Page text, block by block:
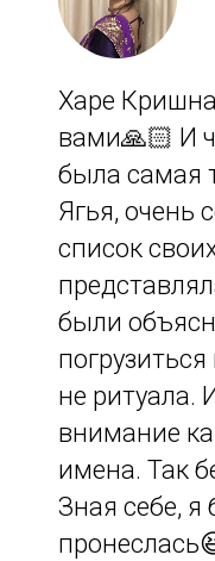
Харе
вами🙏🏻 И
была самая
Ягья, очень
список
были
не ритуала.
внимание
имена. Так
Зная себе, я